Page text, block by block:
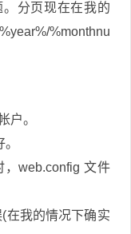
分页现在在我的
%monthnu
户。
web.config 文件
在我的情况下确实